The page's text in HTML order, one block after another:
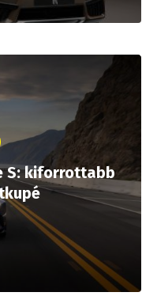
S: kiforrottabb